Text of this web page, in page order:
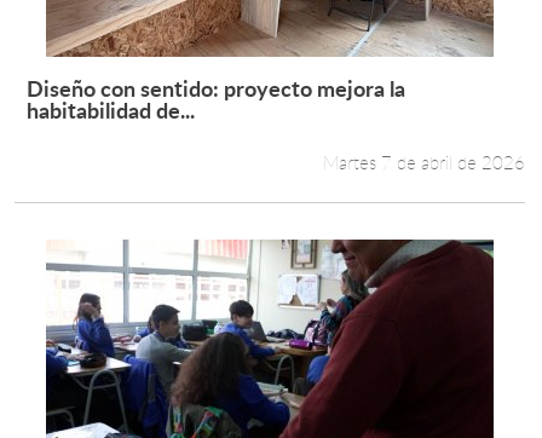
Leer más +
Diseño con sentido: proyecto mejora la
habitabilidad de...
Martes 7 de abril de 2026